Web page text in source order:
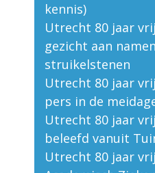
kennis)
Utrecht 80 jaar
gezicht aan
struikelstenen
Utrecht 80 jaar
pers in de
Utrecht 80 jaar
beleefd vanuit
Utrecht 80 jaar